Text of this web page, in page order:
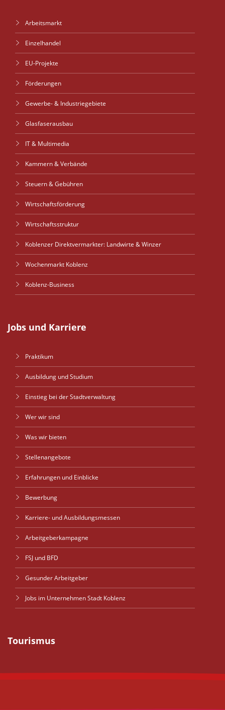
Arbeitsmarkt
Einzelhandel
EU-Projekte
Förderungen
Gewerbe- & Industriegebiete
Glasfaserausbau
IT & Multimedia
Kammern & Verbände
Steuern & Gebühren
Wirtschaftsförderung
Wirtschaftsstruktur
Koblenzer Direktvermarkter: Landwirte & Winzer
Wochenmarkt Koblenz
Koblenz-Business
Jobs und Karriere
Praktikum
Ausbildung und Studium
Einstieg bei der Stadtverwaltung
Wer wir sind
Was wir bieten
Stellenangebote
Erfahrungen und Einblicke
Bewerbung
Karriere- und Ausbildungsmessen
Arbeitgeberkampagne
FSJ und BFD
Gesunder Arbeitgeber
Jobs im Unternehmen Stadt Koblenz
Tourismus